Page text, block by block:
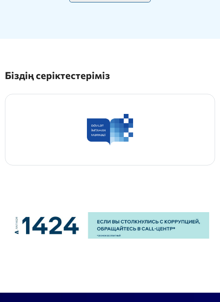
Біздің серіктестеріміз